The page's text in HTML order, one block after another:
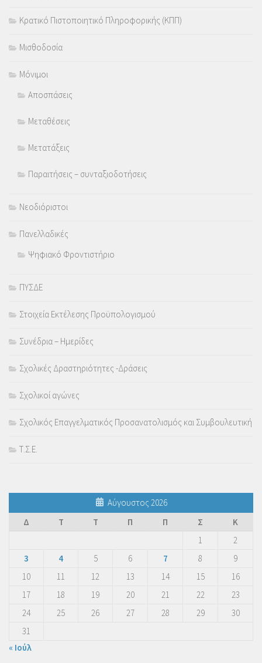
Κρατικό Πιστοποιητικό Πληροφορικής (ΚΠΠ)
Μισθοδοσία
Μόνιμοι
Αποσπάσεις
Μεταθέσεις
Μετατάξεις
Παραιτήσεις – συνταξιοδοτήσεις
Νεοδιόριστοι
Πανελλαδικές
Ψηφιακό Φροντιστήριο
ΠΥΣΔΕ
Στοιχεία Εκτέλεσης Προϋπολογισμού
Συνέδρια – Ημερίδες
Σχολικές Δραστηριότητες -Δράσεις
Σχολικοί αγώνες
Σχολικός Επαγγελματικός Προσανατολισμός και Συμβουλευτική
Τ.Σ.Ε.
Αύγουστος 2026
Δ
Τ Τ Π Π Σ
Κ
1
2
3
4 5 6 7 8
9
10
11 12 13 14 15
16
17
18 19 20 21 22
23
24
25 26 27 28 29
30
31
« Ιούλ